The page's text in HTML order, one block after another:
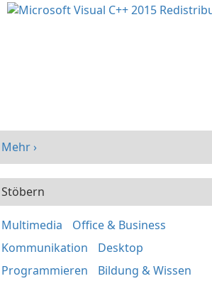
Mehr ›
Stöbern
Multimedia
Office & Business
Kommunikation
Desktop
Programmieren
Bildung & Wissen